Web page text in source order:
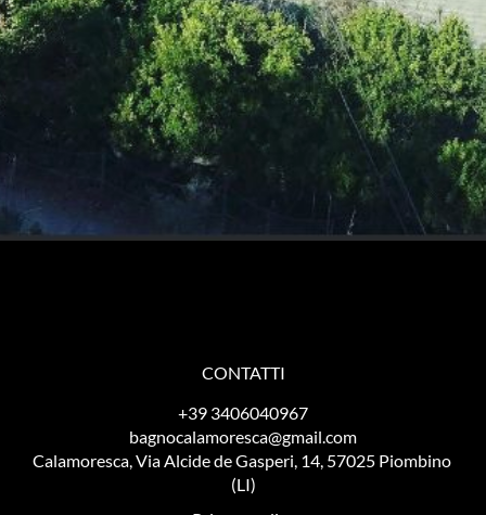
CONTATTI
+39 3406040967
bagnocalamoresca@gmail.com
Calamoresca, Via Alcide de Gasperi, 14, 57025 Piombino
(LI)